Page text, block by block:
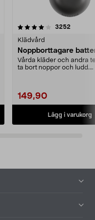
3252
Klädvård
Noppborttagare
Vårda kläder och andra
ta bort noppor och ludd.
149,90
Lägg i varukorg
4.5av 5 stjärnor